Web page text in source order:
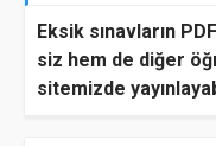
Eksik sınavların
siz hem de diğer
sitemizde